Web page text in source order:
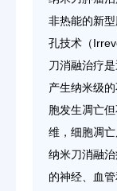
非热能的新
孔技术（
刀消融治疗
产生纳米级
胞发生凋亡
维，细胞凋
纳米刀消融
的神经、血